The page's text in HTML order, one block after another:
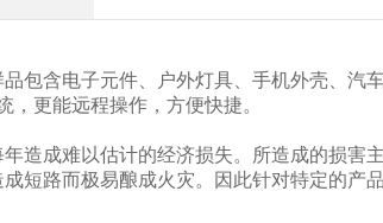
包含电子元件、户外灯具、手机外壳、汽
更能远程操作，方便快捷。
造成难以估计的经济损失。所造成的损害
短路而极易酿成火灾。因此针对特定的产